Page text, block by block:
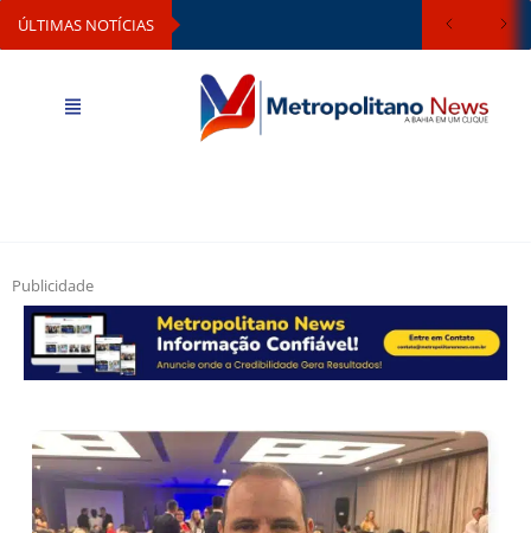
ÚLTIMAS NOTÍCIAS
Publicidade